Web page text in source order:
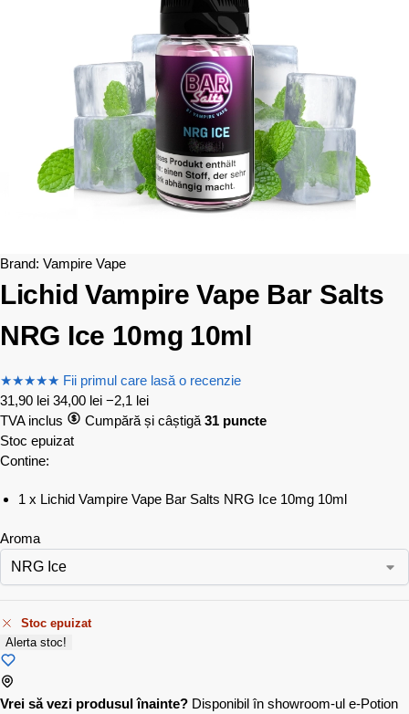
Brand: Vampire Vape
Lichid Vampire Vape Bar Salts
NRG Ice 10mg 10ml
★★★★★ Fii primul care lasă o recenzie
31,90 lei 34,00 lei −2,1 lei
TVA inclus
Cumpără și câștigă 31 puncte
Stoc epuizat
Contine:
1 x Lichid Vampire Vape Bar Salts NRG Ice 10mg 10ml
Aroma
Stoc epuizat
Alerta stoc!
Vrei să vezi produsul înainte? Disponibil în showroom-ul e-Potion